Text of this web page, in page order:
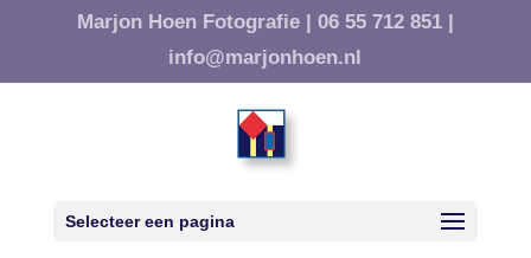
Marjon Hoen Fotografie | 06 55 712 851 |
info@marjonhoen.nl
Selecteer een pagina